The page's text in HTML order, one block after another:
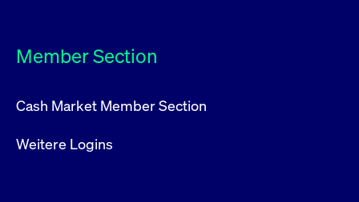
Member Section
Cash Market Member Section
Weitere Logins